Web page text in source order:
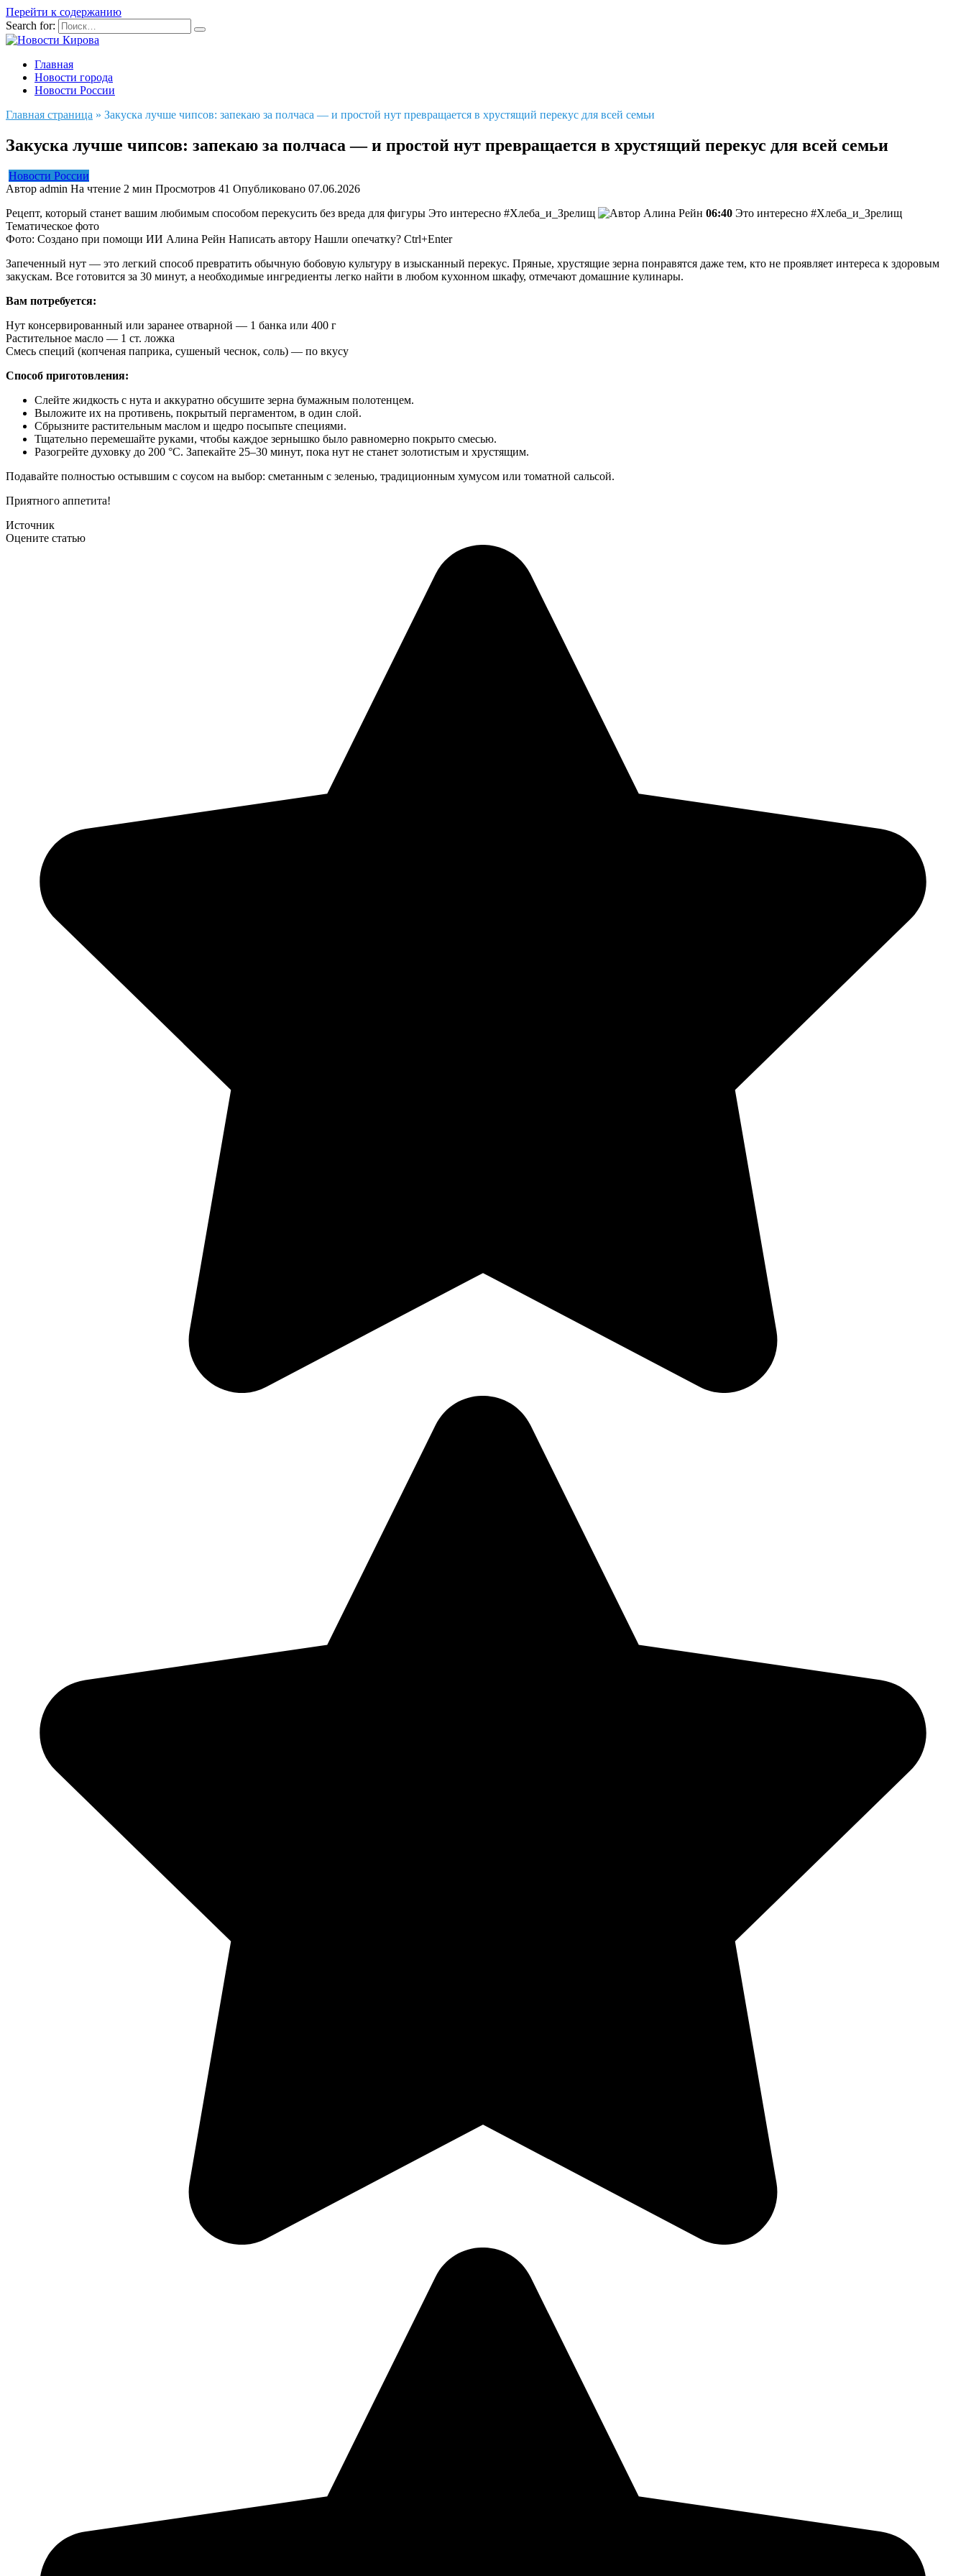
Перейти к содержанию
Search for:
Главная
Новости города
Новости России
Главная страница » Закуска лучше чипсов: запекаю за полчаса — и простой нут превращается в хрустящий перекус для всей семьи
Закуска лучше чипсов: запекаю за полчаса — и простой нут превращается в хрустящий перекус для всей семьи
Новости России
Автор admin На чтение 2 мин Просмотров 41 Опубликовано 07.06.2026
Рецепт, который станет вашим любимым способом перекусить без вреда для фигуры Это интересно #Хлеба_и_Зрелищ Алина Рейн 06:40 Это интересно #Хлеба_и_Зрелищ
Тематическое фото
Фото: Создано при помощи ИИ Алина Рейн Написать автору Нашли опечатку? Ctrl+Enter
Запеченный нут — это легкий способ превратить обычную бобовую культуру в изысканный перекус. Пряные, хрустящие зерна понравятся даже тем, кто не проявляет интереса к здоровым
закускам. Все готовится за 30 минут, а необходимые ингредиенты легко найти в любом кухонном шкафу, отмечают домашние кулинары.
Вам потребуется:
Нут консервированный или заранее отварной — 1 банка или 400 г
Растительное масло — 1 ст. ложка
Смесь специй (копченая паприка, сушеный чеснок, соль) — по вкусу
Способ приготовления:
Слейте жидкость с нута и аккуратно обсушите зерна бумажным полотенцем.
Выложите их на противень, покрытый пергаментом, в один слой.
Сбрызните растительным маслом и щедро посыпьте специями.
Тщательно перемешайте руками, чтобы каждое зернышко было равномерно покрыто смесью.
Разогрейте духовку до 200 °C. Запекайте 25–30 минут, пока нут не станет золотистым и хрустящим.
Подавайте полностью остывшим с соусом на выбор: сметанным с зеленью, традиционным хумусом или томатной сальсой.
Приятного аппетита!
Источник
Оцените статью